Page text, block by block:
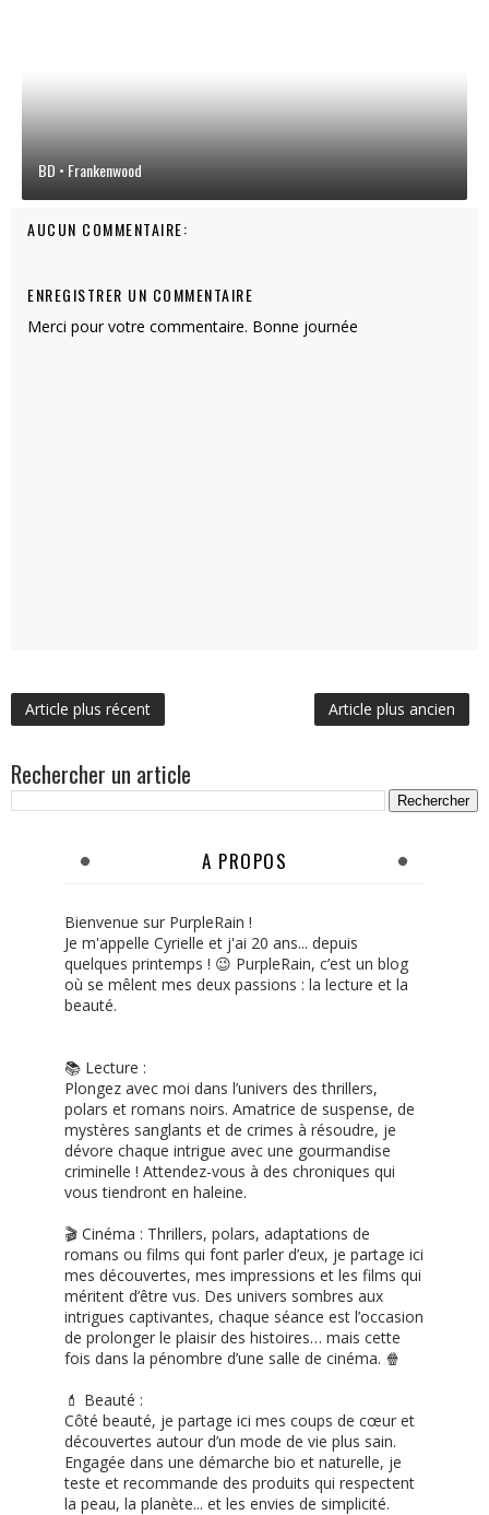
BD • Frankenwood
AUCUN COMMENTAIRE:
ENREGISTRER UN COMMENTAIRE
Merci pour votre commentaire. Bonne journée
Article plus récent Article plus ancien
Rechercher un article
A PROPOS
Bienvenue sur PurpleRain !
Je m'appelle Cyrielle et j'ai 20 ans... depuis
quelques printemps ! 😉 PurpleRain, c’est un blog
où se mêlent mes deux passions : la lecture et la
beauté.
📚 Lecture :
Plongez avec moi dans l’univers des thrillers,
polars et romans noirs. Amatrice de suspense, de
mystères sanglants et de crimes à résoudre, je
dévore chaque intrigue avec une gourmandise
criminelle ! Attendez-vous à des chroniques qui
vous tiendront en haleine.
🎬 Cinéma : Thrillers, polars, adaptations de
romans ou films qui font parler d’eux, je partage ici
mes découvertes, mes impressions et les films qui
méritent d’être vus. Des univers sombres aux
intrigues captivantes, chaque séance est l’occasion
de prolonger le plaisir des histoires… mais cette
fois dans la pénombre d’une salle de cinéma. 🍿
💄 Beauté :
Côté beauté, je partage ici mes coups de cœur et
découvertes autour d’un mode de vie plus sain.
Engagée dans une démarche bio et naturelle, je
teste et recommande des produits qui respectent
la peau, la planète... et les envies de simplicité.